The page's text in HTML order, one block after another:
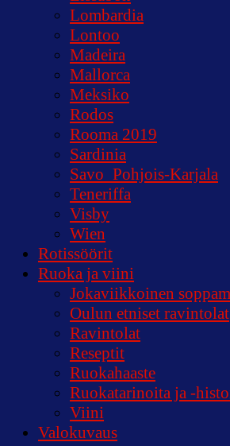
Lombardia
Lontoo
Madeira
Mallorca
Meksiko
Rodos
Rooma 2019
Sardinia
Savo_Pohjois-Karjala
Teneriffa
Visby
Wien
Rotissöörit
Ruoka ja viini
Jokaviikkoinen
Oulun etniset ravintolat
Ravintolat
Reseptit
Ruokahaaste
Ruokatarinoita ja -
Viini
Valokuvaus